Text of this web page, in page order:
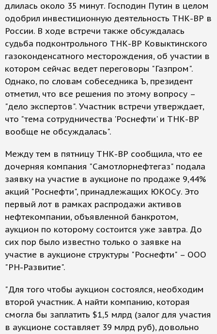
длилась около 35 минут. Господин Путин в целом
одобрил инвестиционную деятельность ТНК-ВР в
России. В ходе встречи также обсуждалась
судьба подконтрольного ТНК-ВР Ковыктинского
газоконденсатного месторождения, об участии в
котором сейчас ведет переговоры "Газпром".
Однако, по словам собеседника Ъ, президент
отметил, что все решения по этому вопросу –
"дело экспертов". Участник встречи утверждает,
что "тема сотрудничества 'Роснефти' и ТНК-BP
вообще не обсуждалась".
Между тем в пятницу ТНК-ВР сообщила, что ее
дочерняя компания "Самотлорнефтегаз" подала
заявку на участие в аукционе по продаже 9,44%
акций "Роснефти", принадлежащих ЮКОСу. Это
первый лот в рамках распродажи активов
нефтекомпании, объявленной банкротом,
аукцион по которому состоится уже завтра. До
сих пор было известно только о заявке на
участие в аукционе структуры "Роснефти" – ООО
"РН-Развитие".
"Для того чтобы аукцион состоялся, необходим
второй участник. А найти компанию, которая
смогла бы заплатить $1,5 млрд (залог для участия
в аукционе составляет 39 млрд руб), довольно